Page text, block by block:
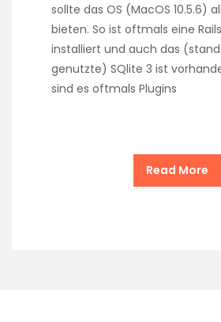
sollte das OS (MacOS 10.5.6)
bieten. So ist oftmals eine
installiert und auch das
genutzte) SQlite 3 ist
sind es oftmals Plugins
Read More